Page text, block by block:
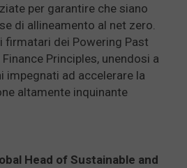
per garantire che siano
di allineamento al net zero.
firmatari dei Powering Past
Principles, unendosi a
impegnati ad accelerare la
altamente inquinante
Head of Sustainable and